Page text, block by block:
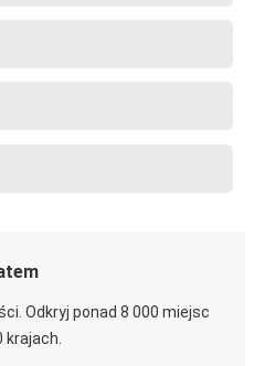
Odkryj ponad 8 000 miejsc